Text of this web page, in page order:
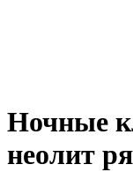
Ночные
неолит